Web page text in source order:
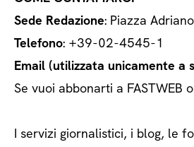
Sede Redazione: Piazza
Telefono: +39-02-4545-1
Email (utilizzata unicamente a
Se vuoi abbonarti a FASTWEB
I servizi giornalistici, i blog, le